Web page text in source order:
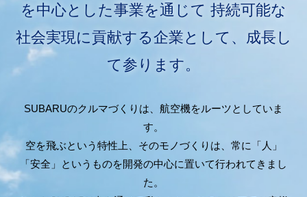
を中心とした事業を通じて 持続可能な
社会実現に貢献する企業として、成長し
て参ります。
SUBARUのクルマづくりは、航空機をルーツとしていま
す。
空を飛ぶという特性上、そのモノづくりは、常に「人」
「安全」というものを開発の中心に置いて行われてきまし
た。